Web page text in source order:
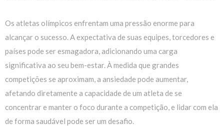
Os atletas olímpicos enfrentam uma pressão enorme para
alcançar o sucesso. A expectativa de suas equipes, torcedores e
países pode ser esmagadora, adicionando uma carga
significativa ao seu bem-estar. À medida que grandes
competições se aproximam, a ansiedade pode aumentar,
afetando diretamente a capacidade de um atleta de se
concentrar e manter o foco durante a competição, e lidar com ela
de forma saudável pode ser um desafio.